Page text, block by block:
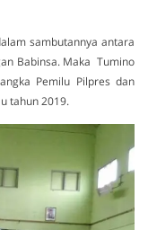
sambutannya antara
Babinsa. Maka Tumino
Pemilu Pilpres dan
tahun 2019.